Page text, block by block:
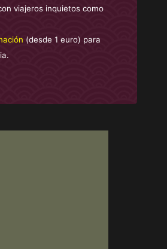
viajeros inquietos como
(desde 1 euro) para